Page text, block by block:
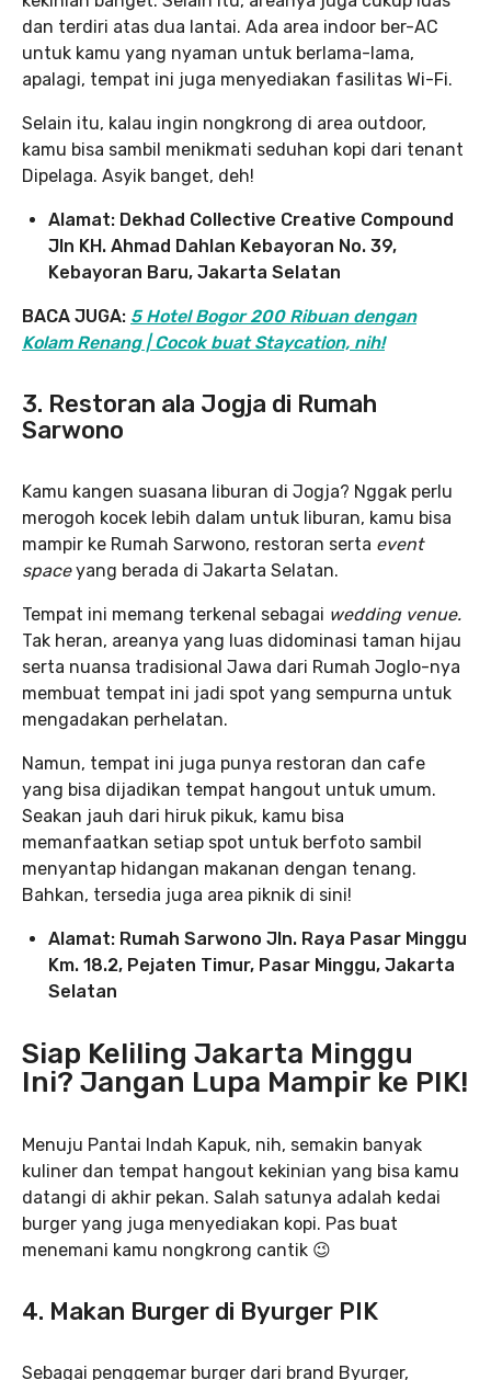
dan terdiri atas dua lantai. Ada area indoor ber-AC
untuk kamu yang nyaman untuk berlama-lama,
apalagi, tempat ini juga menyediakan fasilitas Wi-Fi.
Selain itu, kalau ingin nongkrong di area outdoor,
kamu bisa sambil menikmati seduhan kopi dari tenant
Dipelaga. Asyik banget, deh!
Alamat: Dekhad Collective Creative Compound
Jln KH. Ahmad Dahlan Kebayoran No. 39,
Kebayoran Baru, Jakarta Selatan
BACA JUGA: 5 Hotel Bogor 200 Ribuan dengan
Kolam Renang | Cocok buat Staycation, nih!
3. Restoran ala Jogja di Rumah
Sarwono
Kamu kangen suasana liburan di Jogja? Nggak perlu
merogoh kocek lebih dalam untuk liburan, kamu bisa
mampir ke Rumah Sarwono, restoran serta event
spaceyang berada di Jakarta Selatan.
Tempat ini memang terkenal sebagai wedding venue.
Tak heran, areanya yang luas didominasi taman hijau
serta nuansa tradisional Jawa dari Rumah Joglo-nya
membuat tempat ini jadi spot yang sempurna untuk
mengadakan perhelatan.
Namun, tempat ini juga punya restoran dan cafe
yang bisa dijadikan tempat hangout untuk umum.
Seakan jauh dari hiruk pikuk, kamu bisa
memanfaatkan setiap spot untuk berfoto sambil
menyantap hidangan makanan dengan tenang.
Bahkan, tersedia juga area piknik di sini!
Alamat: Rumah Sarwono Jln. Raya Pasar Minggu
Km. 18.2, Pejaten Timur, Pasar Minggu, Jakarta
Selatan
Siap Keliling Jakarta Minggu
Ini? Jangan Lupa Mampir ke PIK!
Menuju Pantai Indah Kapuk, nih, semakin banyak
kuliner dan tempat hangout kekinian yang bisa kamu
datangi di akhir pekan. Salah satunya adalah kedai
burger yang juga menyediakan kopi. Pas buat
menemani kamu nongkrong cantik 😉
4. Makan Burger di Byurger PIK
Sebagai penggemar burger dari brand Byurger,